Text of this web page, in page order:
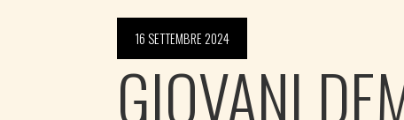
16 SETTEMBRE 2024
GIOVANI